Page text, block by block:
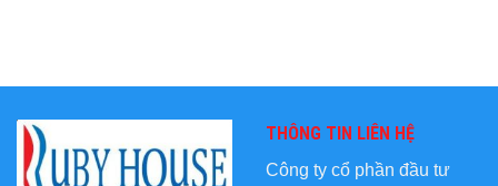
THÔNG TIN LIÊN HỆ
Công ty cổ phần đầu tư